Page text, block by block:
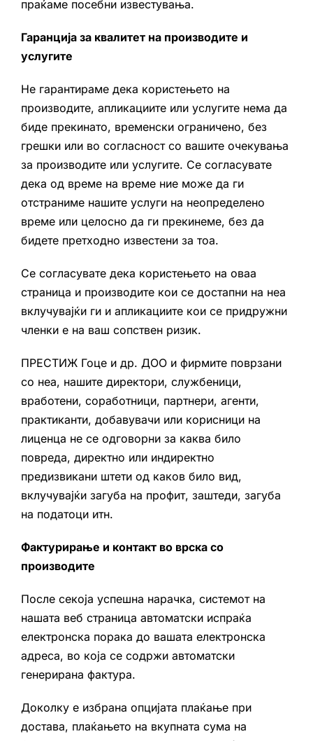
праќаме посебни известувања.
Гаранција за квалитет на производите и
услугите
Не гарантираме дека користењето на
производите, апликациите или услугите нема да
биде прекинато, временски ограничено, без
грешки или во согласност со вашите очекувања
за производите или услугите. Се согласувате
дека од време на време ние може да ги
отстраниме нашите услуги на неопределено
време или целосно да ги прекинеме, без да
бидете претходно известени за тоа.
Се согласувате дека користењето на оваа
страница и производите кои се достапни на неа
вклучувајќи ги и апликациите кои се придружни
членки е на ваш сопствен ризик.
ПРЕСТИЖ Гоце и др. ДОО и фирмите поврзани
со неа, нашите директори, службеници,
вработени, соработници, партнери, агенти,
практиканти, добавувачи или корисници на
лиценца не се одговорни за каква било
повреда, директно или индиректно
предизвикани штети од каков било вид,
вклучувајќи загуба на профит, заштеди, загуба
на податоци итн.
Фактурирање и контакт во врска со
производите
После секоја успешна нарачка, системот на
нашата веб страница автоматски испраќа
електронска порака до вашата електронска
адреса, во која се содржи автоматски
генерирана фактура.
Доколку е избрана опцијата плаќање при
достава, плаќањето на вкупната сума на